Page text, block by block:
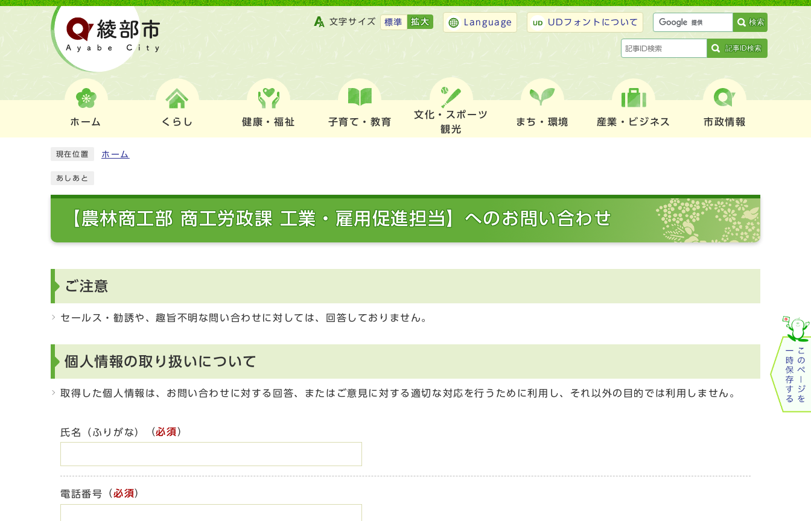
文字サイズ 標準 拡大 Language UDフォントについて 検索
記事ID検索
ホーム くらし 健康・福祉 子育て・教育
文化・スポーツ
観光
まち・環境 産業・ビジネス 市政情報
現在位置 ホーム
あしあと
【農林商工部 商工労政課 工業・雇用促進担当】へのお問い合わせ
ご注意
セールス・勧誘や、趣旨不明な問い合わせに対しては、回答しておりません。
個人情報の取り扱いについて
取得した個人情報は、お問い合わせに対する回答、またはご意見に対する適切な対応を行うために利用し、それ以外の目的では利用しません。
氏名（ふりがな） （必須）
電話番号 （必須）